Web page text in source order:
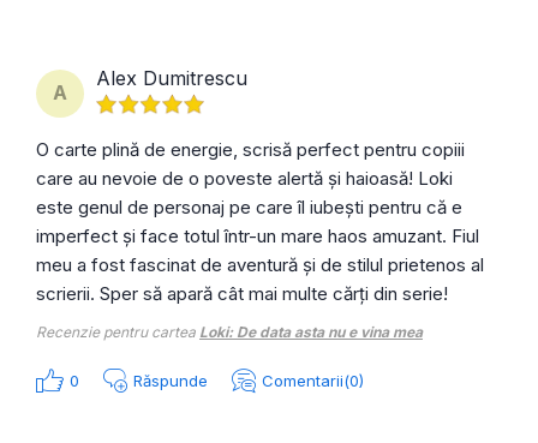
A
Alex Dumitrescu
O carte plină de energie, scrisă perfect pentru copiii
care au nevoie de o poveste alertă și haioasă! Loki
este genul de personaj pe care îl iubești pentru că e
imperfect și face totul într-un mare haos amuzant. Fiul
meu a fost fascinat de aventură și de stilul prietenos al
scrierii. Sper să apară cât mai multe cărți din serie!
Recenzie pentru cartea Loki: De data asta nu e vina mea
0 Răspunde Comentarii(0)